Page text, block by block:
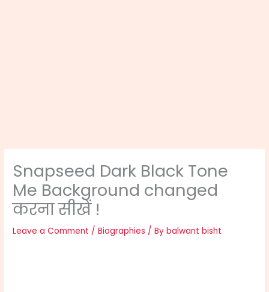
Snapseed Dark Black Tone
Me Background changed
करना सीखें !
Leave a Comment /Biographies / Bybalwant bisht